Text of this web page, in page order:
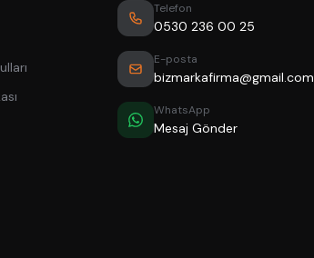
Telefon
0530 236 00 25
E-posta
bizmarkafirma@gmail.com
WhatsApp
Mesaj Gönder